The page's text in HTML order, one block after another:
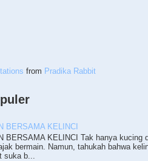
from Pradika Rabbit
BERSAMA KELINCI
BERSAMA KELINCI Tak hanya kucing
bermain. Namun, tahukah bahwa
suka b...